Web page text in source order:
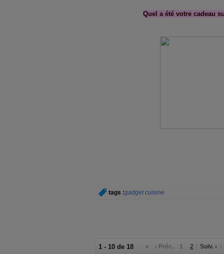
Quel a été votre cadeau
tags :gadget cuisine
1 - 10 de 18 « ‹ Préc. 1 2 Suiv. ›